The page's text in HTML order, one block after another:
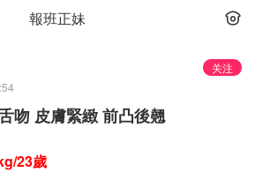
報班正妹
关注
吻 皮膚緊緻 前凸後翹
23歲